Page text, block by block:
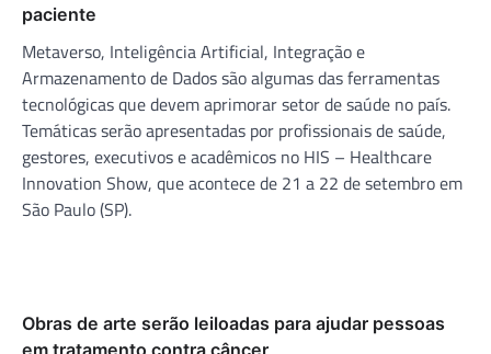
paciente
Metaverso, Inteligência Artificial, Integração e
Armazenamento de Dados são algumas das ferramentas
tecnológicas que devem aprimorar setor de saúde no país.
Temáticas serão apresentadas por profissionais de saúde,
gestores, executivos e acadêmicos no HIS – Healthcare
Innovation Show, que acontece de 21 a 22 de setembro em
São Paulo (SP).
Obras de arte serão leiloadas para ajudar pessoas
em tratamento contra câncer